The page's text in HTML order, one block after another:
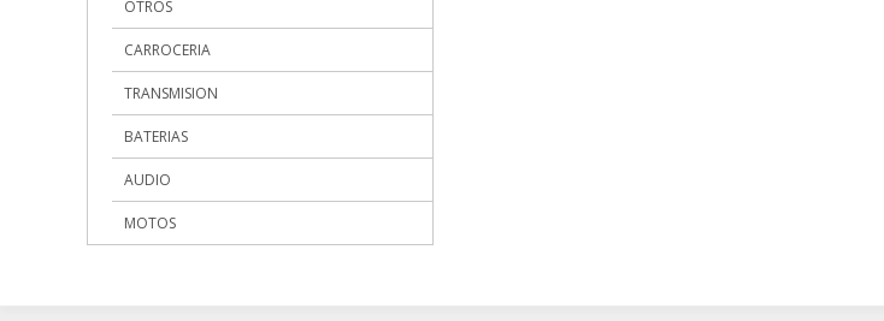
OTROS
CARROCERIA
TRANSMISION
BATERIAS
AUDIO
MOTOS